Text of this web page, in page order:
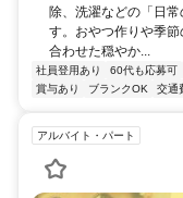
除、洗濯などの「日
す。おやつ作りや季
合わせた穏やか...
社員登用あり 60代も応募可
賞与あり
ブランクOK 交通
アルバイト・パート